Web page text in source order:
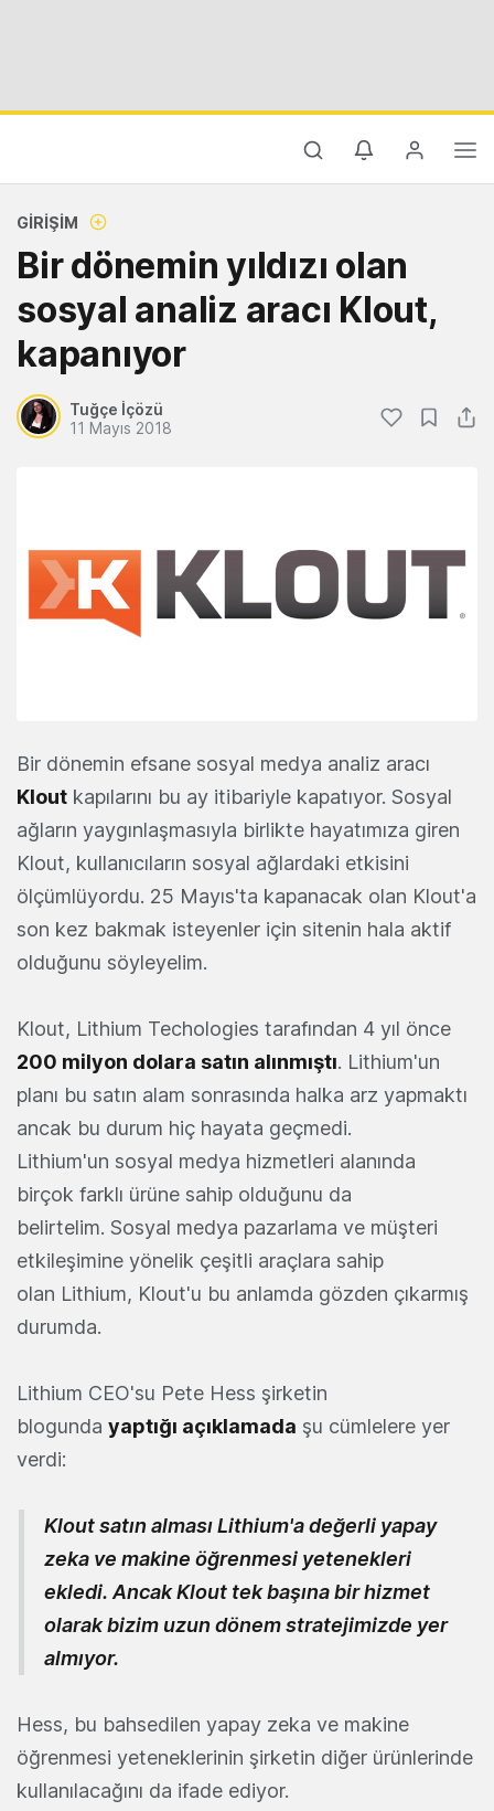
GIRIŞIM
Bir dönemin yıldızı olan
sosyal analiz aracı Klout,
kapanıyor
Tuğçe İçözü
11 Mayıs 2018
Bir dönemin efsane sosyal medya analiz aracı
Klout kapılarını bu ay itibariyle kapatıyor. Sosyal
ağların yaygınlaşmasıyla birlikte hayatımıza giren
Klout, kullanıcıların sosyal ağlardaki etkisini
ölçümlüyordu. 25 Mayıs'ta kapanacak olan Klout'a
son kez bakmak isteyenler için sitenin hala aktif
olduğunu söyleyelim.
Klout, Lithium Techologies tarafından 4 yıl önce
200 milyon dolara satın alınmıştı. Lithium'un
planı bu satın alam sonrasında halka arz yapmaktı
ancak bu durum hiç hayata geçmedi.
Lithium'un sosyal medya hizmetleri alanında
birçok farklı ürüne sahip olduğunu da
belirtelim. Sosyal medya pazarlama ve müşteri
etkileşimine yönelik çeşitli araçlara sahip
olan Lithium, Klout'u bu anlamda gözden çıkarmış
durumda.
Lithium CEO'su Pete Hess şirketin
blogunda yaptığı açıklamada şu cümlelere yer
verdi:
Klout satın alması Lithium'a değerli yapay
zeka ve makine öğrenmesi yetenekleri
ekledi. Ancak Klout tek başına bir hizmet
olarak bizim uzun dönem stratejimizde yer
almıyor.
Hess, bu bahsedilen yapay zeka ve makine
öğrenmesi yeteneklerinin şirketin diğer ürünlerinde
kullanılacağını da ifade ediyor.